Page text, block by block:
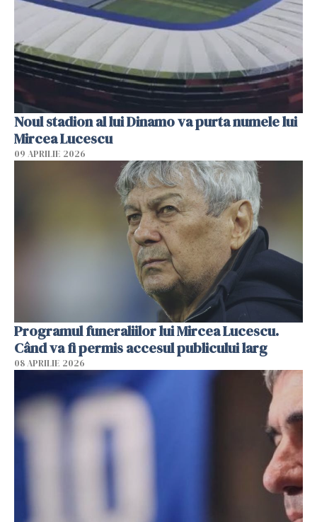
Noul stadion al lui Dinamo va purta numele lui
Mircea Lucescu
09 APRILIE 2026
Programul funeraliilor lui Mircea Lucescu.
Când va fi permis accesul publicului larg
08 APRILIE 2026